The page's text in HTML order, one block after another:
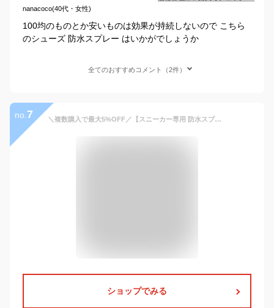
nanacoco(40代・女性)
100均のものとか安いものは効果が持続しないので こちら
のシューズ 防水スプレー はいかがでしょうか
全てのおすすめコメント（2件）
no. 7 ＼複数購入で最大5%OFF／【スニーカー専用 防水スプレー】超強力 撥水スプレー 420ml 大容量 革 皮用 ヌバック 靴 スニーカー 天然皮革 合成皮革 スウェード キャンバス ナイロン ナイキ コンバース ムートンブーツ 防水 撥水 防汚 透湿 シューケア ケア 日本製 クツグッツ
ショップでみる